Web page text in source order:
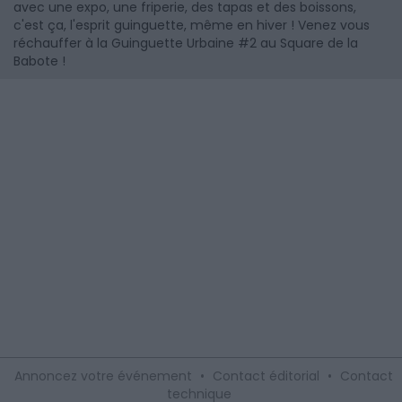
avec une expo, une friperie, des tapas et des boissons,
c'est ça, l'esprit guinguette, même en hiver ! Venez vous
réchauffer à la Guinguette Urbaine #2 au Square de la
Babote !
Annoncez votre événement • Contact éditorial • Contact
technique